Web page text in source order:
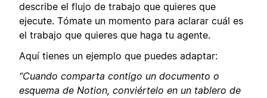
describe el flujo de trabajo que quieres que
ejecute. Tómate un momento para aclarar cuál es
el trabajo que quieres que haga tu agente.
Aquí tienes un ejemplo que puedes adaptar:
“Cuando comparta contigo un documento o
esquema de Notion, conviértelo en un tablero de